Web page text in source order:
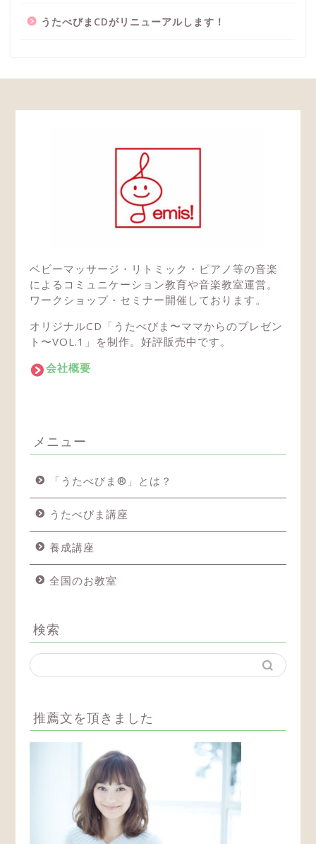
うたべびまCDがリニューアルします！
ベビーマッサージ・リトミック・ピアノ等の音楽
によるコミュニケーション教育や音楽教室運営。
ワークショップ・セミナー開催しております。
オリジナルCD「うたべびま〜ママからのプレゼン
ト〜VOL.1」を制作。好評販売中です。
会社概要
メニュー
「うたべびま®」とは？
うたべびま講座
養成講座
全国のお教室
検索
推薦文を頂きました